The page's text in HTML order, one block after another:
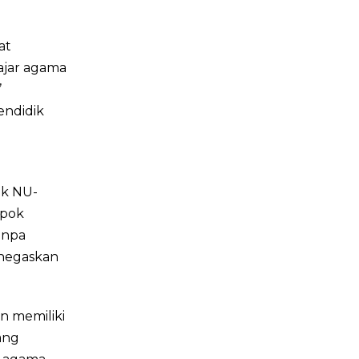
agama
NU-
memiliki